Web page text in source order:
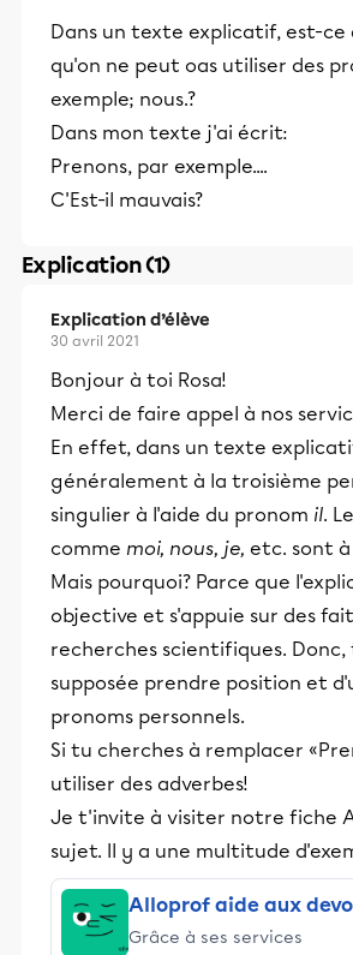
Dans un texte explicatif, est-ce
qu'on ne peut oas utiliser des
exemple; nous.?
Dans mon texte j'ai écrit:
Prenons, par exemple....
C'Est-il mauvais?
Explication (1)
Explication d’élève
30 avril 2021
Bonjour à toi Rosa!
Merci de faire appel à nos
En effet, dans un texte
généralement à la troisième
singulier à l'aide du pronom il.
comme moi, nous, je, etc. sont
Mais pourquoi? Parce que
objective et s'appuie sur des
recherches scientifiques. Donc,
supposée prendre position et
pronoms personnels.
Si tu cherches à remplacer
utiliser des adverbes!
Je t'invite à visiter notre fiche
sujet. Il y a une multitude
Alloprof aide aux
Grâce à ses services